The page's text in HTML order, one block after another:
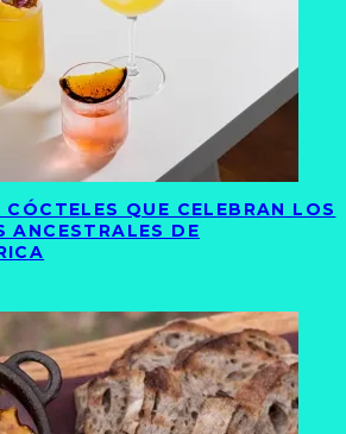
CÓCTELES QUE CELEBRAN LOS
ANCESTRALES DE